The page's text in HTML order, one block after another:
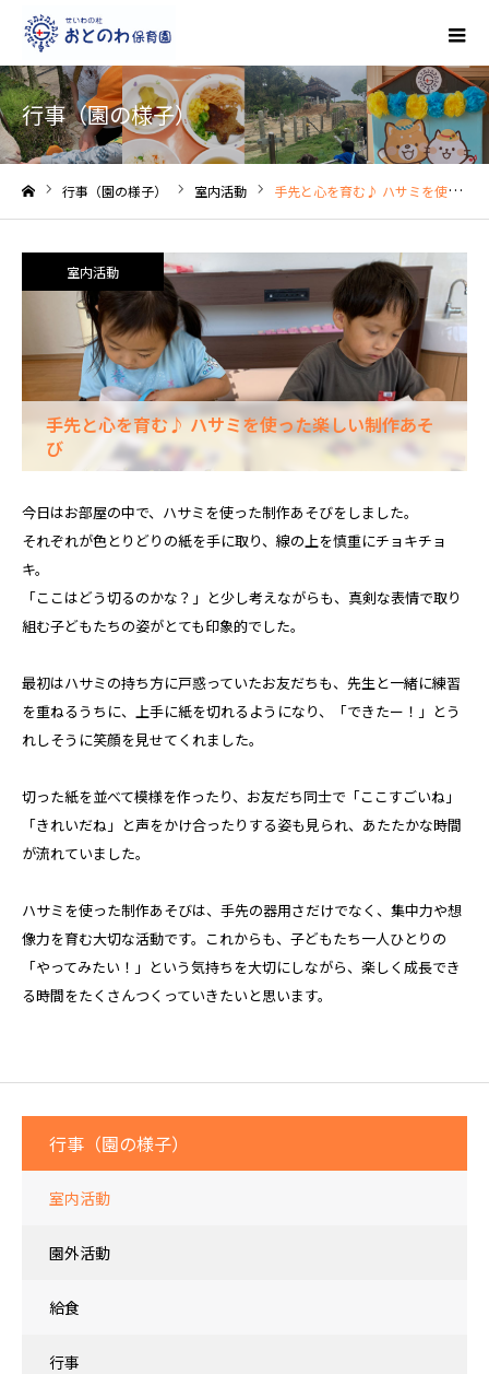
行事（園の様子）
行事（園の様子） 室内活動 手先と心を育む♪ ハサミを使った楽しい制作あそび
室内活動
手先と心を育む♪ ハサミを使った楽しい制作あそ
び
今日はお部屋の中で、ハサミを使った制作あそびをしました。
それぞれが色とりどりの紙を手に取り、線の上を慎重にチョキチョ
キ。
「ここはどう切るのかな？」と少し考えながらも、真剣な表情で取り
組む子どもたちの姿がとても印象的でした。
最初はハサミの持ち方に戸惑っていたお友だちも、先生と一緒に練習
を重ねるうちに、上手に紙を切れるようになり、「できたー！」とう
れしそうに笑顔を見せてくれました。
切った紙を並べて模様を作ったり、お友だち同士で「ここすごいね」
「きれいだね」と声をかけ合ったりする姿も見られ、あたたかな時間
が流れていました。
ハサミを使った制作あそびは、手先の器用さだけでなく、集中力や想
像力を育む大切な活動です。これからも、子どもたち一人ひとりの
「やってみたい！」という気持ちを大切にしながら、楽しく成長でき
る時間をたくさんつくっていきたいと思います。
行事（園の様子）
室内活動
園外活動
給食
行事